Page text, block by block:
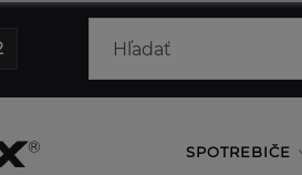
SPOTREBIČE